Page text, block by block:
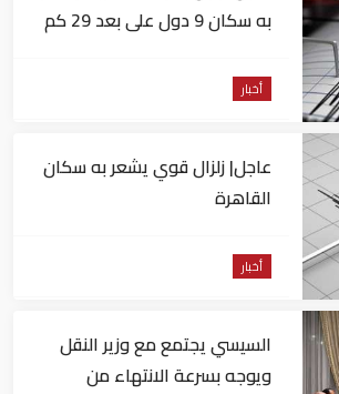
به سكان 9 دول على بعد 29 كم
أخبار
عاجل| زلزال قوي يشعر به سكان
القاهرة
أخبار
السيسي يجتمع مع وزير النقل
ويوجه بسرعة الانتهاء من